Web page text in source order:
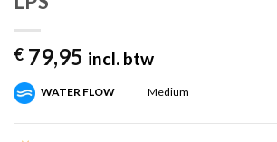
€ 79,95 incl. btw
WATER FLOW Medium